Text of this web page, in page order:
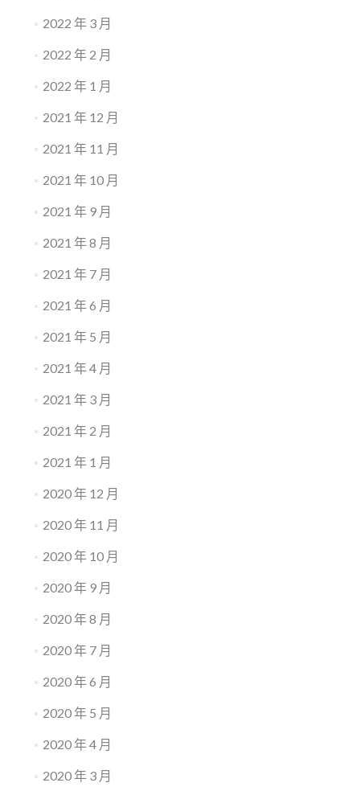
2022 年 3 月
2022 年 2 月
2022 年 1 月
2021 年 12 月
2021 年 11 月
2021 年 10 月
2021 年 9 月
2021 年 8 月
2021 年 7 月
2021 年 6 月
2021 年 5 月
2021 年 4 月
2021 年 3 月
2021 年 2 月
2021 年 1 月
2020 年 12 月
2020 年 11 月
2020 年 10 月
2020 年 9 月
2020 年 8 月
2020 年 7 月
2020 年 6 月
2020 年 5 月
2020 年 4 月
2020 年 3 月